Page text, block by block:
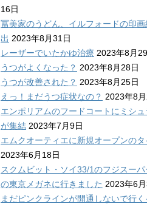
16日
冨美家のうどん、イルフォードの印
出 2023年8月31日
レーザーでいたかゆ治療 2023年8月
うつがよくなった？ 2023年8月28日
うつが改善された？ 2023年8月25日
えっ！まだうつ症状なの？ 2023年8
エンポリアムのフードコートにミシ
が集結 2023年7月9日
エムクオーティエに新規オープンの
2023年6月18日
スクムビット・ソイ33/1のフジスーパ
の東京メガネに行きました 2023年6
まだピンクラインが開通しないで行く